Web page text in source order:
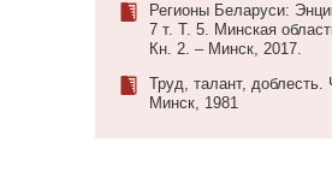
Регионы Беларуси:
7 т. Т. 5. Минская
Кн. 2. – Минск, 2017.
Труд, талант, доблесть.
Минск, 1981